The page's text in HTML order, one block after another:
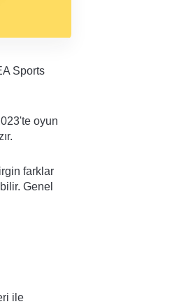
Sports
oyun
farklar
Genel
ile